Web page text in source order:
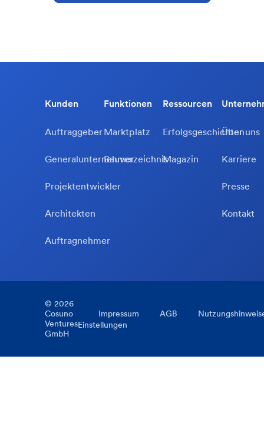
Kunden
Auftraggeber
Generalunternehmer
Projektentwickler
Architekten
Auftragnehmer
Funktionen
Marktplatz
Bauverzeichnis
Ressourcen
Erfolgsgeschichten
Magazin
Über uns
Karriere
Presse
Kontakt
© 2026
Cosuno
Ventures
GmbH
Impressum AGB
Einstellungen